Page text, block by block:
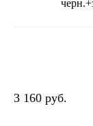
3 160 руб.